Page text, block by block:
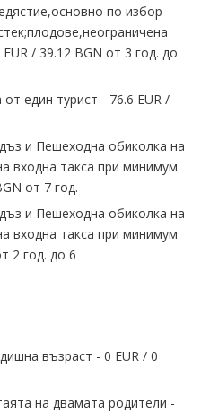
по избор -
∕ 39.12 BGN от 3 год. до
един турист - 76.6 EUR ∕
и Пешеходна обиколка на
входна такса при минимум
от 7 год.
и Пешеходна обиколка на
входна такса при минимум
2 год. до 6
възраст - 0 EUR ∕ 0
на двамата родители -